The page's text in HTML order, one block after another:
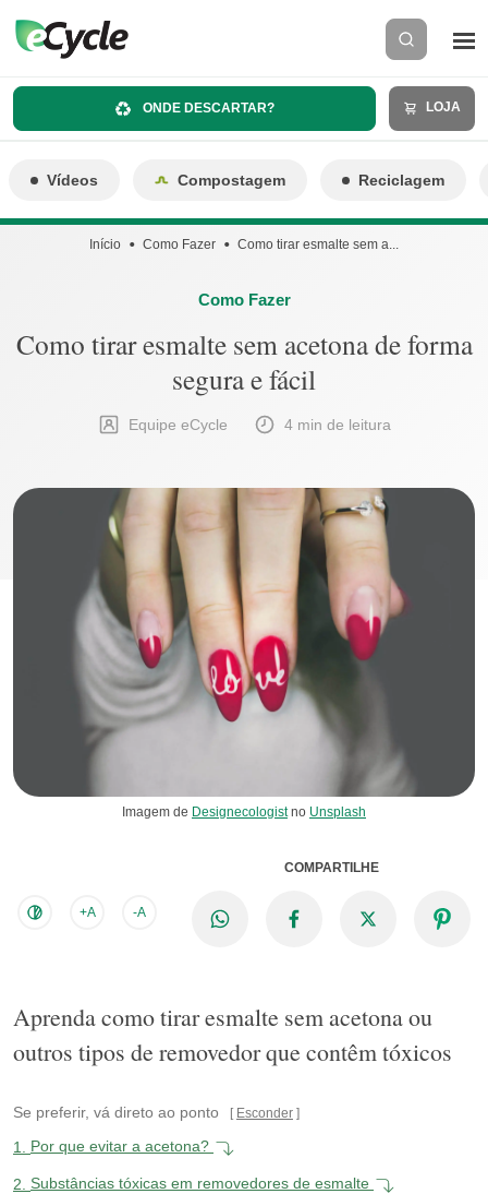
ONDE DESCARTAR? LOJA
Vídeos Compostagem Reciclagem
Início Como Fazer Como tirar esmalte sem a...
Como Fazer
Como tirar esmalte sem acetona de forma
segura e fácil
Equipe eCycle 4 min de leitura
Imagem de Designecologistno Unsplash
+A -A
COMPARTILHE
Aprenda como tirar esmalte sem acetona ou
outros tipos de removedor que contêm tóxicos
Se preferir, vá direto ao ponto Esconder
1. Por que evitar a acetona?
2. Substâncias tóxicas em removedores de esmalte